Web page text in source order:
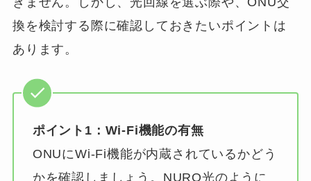
換を検討する際に確認しておきたいポイントは
あります。
ポイント1：Wi-Fi機能の有無
ONUにWi-Fi機能が内蔵されているかどう
かを確認しましょう。NURO光のように